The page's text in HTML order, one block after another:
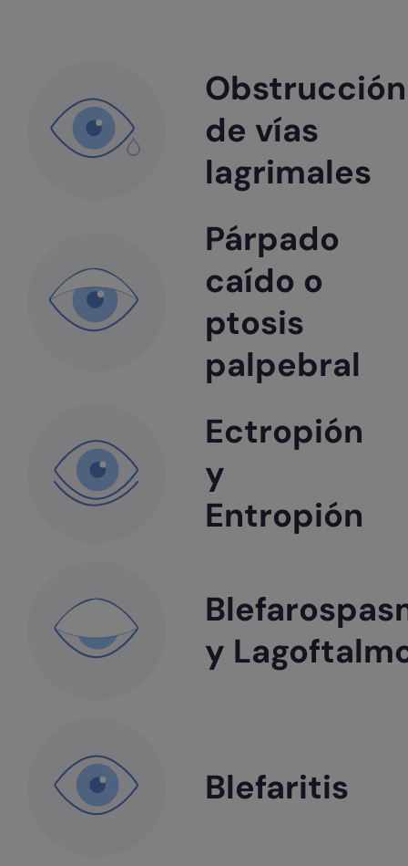
Obstrucción
de vías
lagrimales
Párpado
caído o
ptosis
palpebral
Ectropión
y
Entropión
y
Blefaritis